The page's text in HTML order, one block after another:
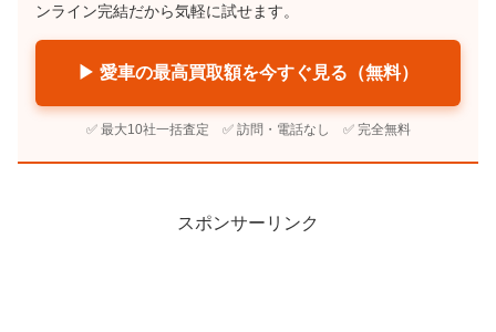
ンライン完結だから気軽に試せます。
▶ 愛車の最高買取額を今すぐ見る（無料）
✅ 最大10社一括査定 ✅ 訪問・電話なし ✅ 完全無料
スポンサーリンク